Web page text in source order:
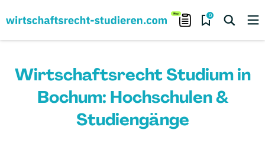
0
Wirtschaftsrecht Studium in
Bochum: Hochschulen &
Studiengänge